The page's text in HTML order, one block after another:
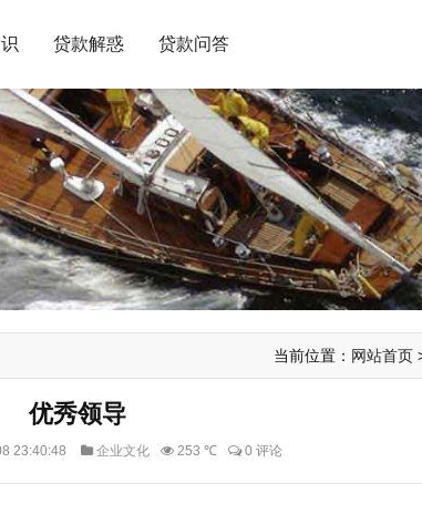
贷款解惑 贷款问答
当前位置： 网站首页
优秀领导
23:40:48 企业文化 253 ℃ 0 评论